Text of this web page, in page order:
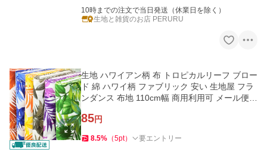
10時までの注文で当日発送（休業日を除く）
生地と雑貨のお店 PERURU
生地 ハワイアン柄 布 トロピカルリーフ ブロー
ド 綿 ハワイ柄 ファブリック 安い 生地屋 フラ
ンダンス 布地 110cm幅 商用利用可 メール便3
85円
8.5% （5pt） 要エントリー